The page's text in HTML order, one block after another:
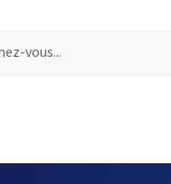
inscrire à la lettre